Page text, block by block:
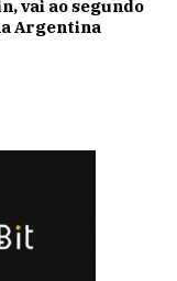
vai ao segundo
Argentina